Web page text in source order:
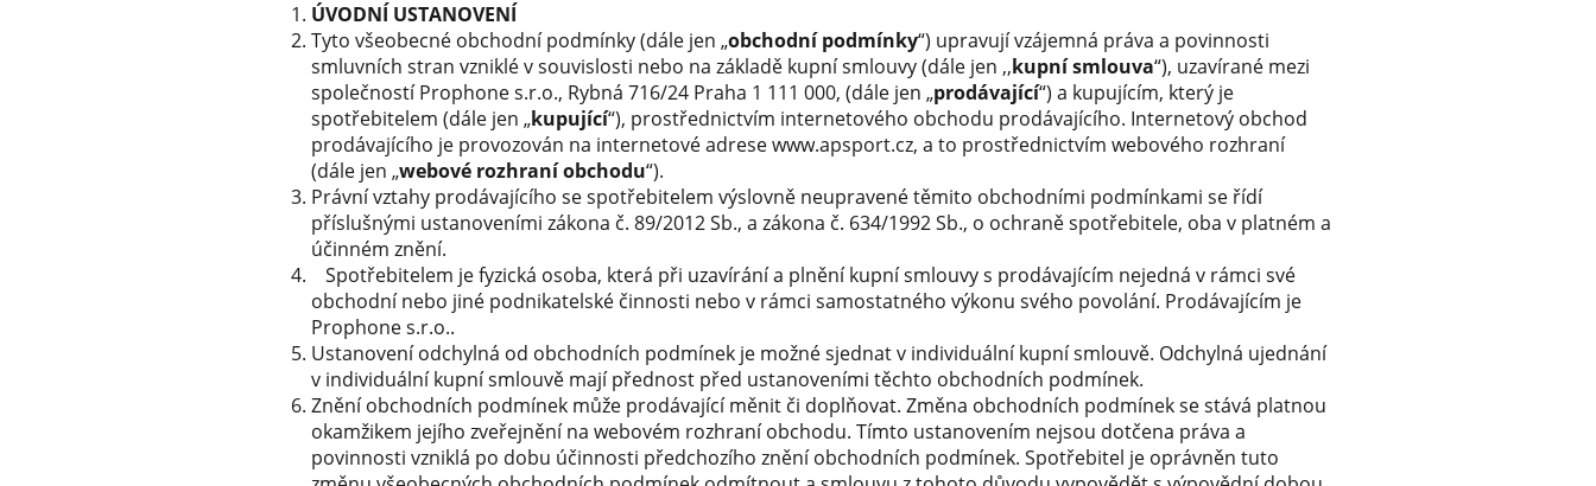
ÚVODNÍ USTANOVENÍ
Tyto všeobecné obchodní podmínky (dále jen „obchodní podmínky“) upravují vzájemná práva a povinnosti
smluvních stran vzniklé v souvislosti nebo na základě kupní smlouvy (dále jen ,,kupní smlouva“), uzavírané mezi
společností Prophone s.r.o., Rybná 716/24 Praha 1 111 000, (dále jen „prodávající“) a kupujícím, který je
spotřebitelem (dále jen „kupující“), prostřednictvím internetového obchodu prodávajícího. Internetový obchod
prodávajícího je provozován na internetové adrese www.apsport.cz, a to prostřednictvím webového rozhraní
(dále jen „webové rozhraní obchodu“).
Právní vztahy prodávajícího se spotřebitelem výslovně neupravené těmito obchodními podmínkami se řídí
příslušnými ustanoveními zákona č. 89/2012 Sb., a zákona č. 634/1992 Sb., o ochraně spotřebitele, oba v platném a
účinném znění.
Spotřebitelem je fyzická osoba, která při uzavírání a plnění kupní smlouvy s prodávajícím nejedná v rámci své
obchodní nebo jiné podnikatelské činnosti nebo v rámci samostatného výkonu svého povolání. Prodávajícím je
Prophone s.r.o..
Ustanovení odchylná od obchodních podmínek je možné sjednat v individuální kupní smlouvě. Odchylná ujednání
v individuální kupní smlouvě mají přednost před ustanoveními těchto obchodních podmínek.
Znění obchodních podmínek může prodávající měnit či doplňovat. Změna obchodních podmínek se stává platnou
okamžikem jejího zveřejnění na webovém rozhraní obchodu. Tímto ustanovením nejsou dotčena práva a
povinnosti vzniklá po dobu účinnosti předchozího znění obchodních podmínek. Spotřebitel je oprávněn tuto